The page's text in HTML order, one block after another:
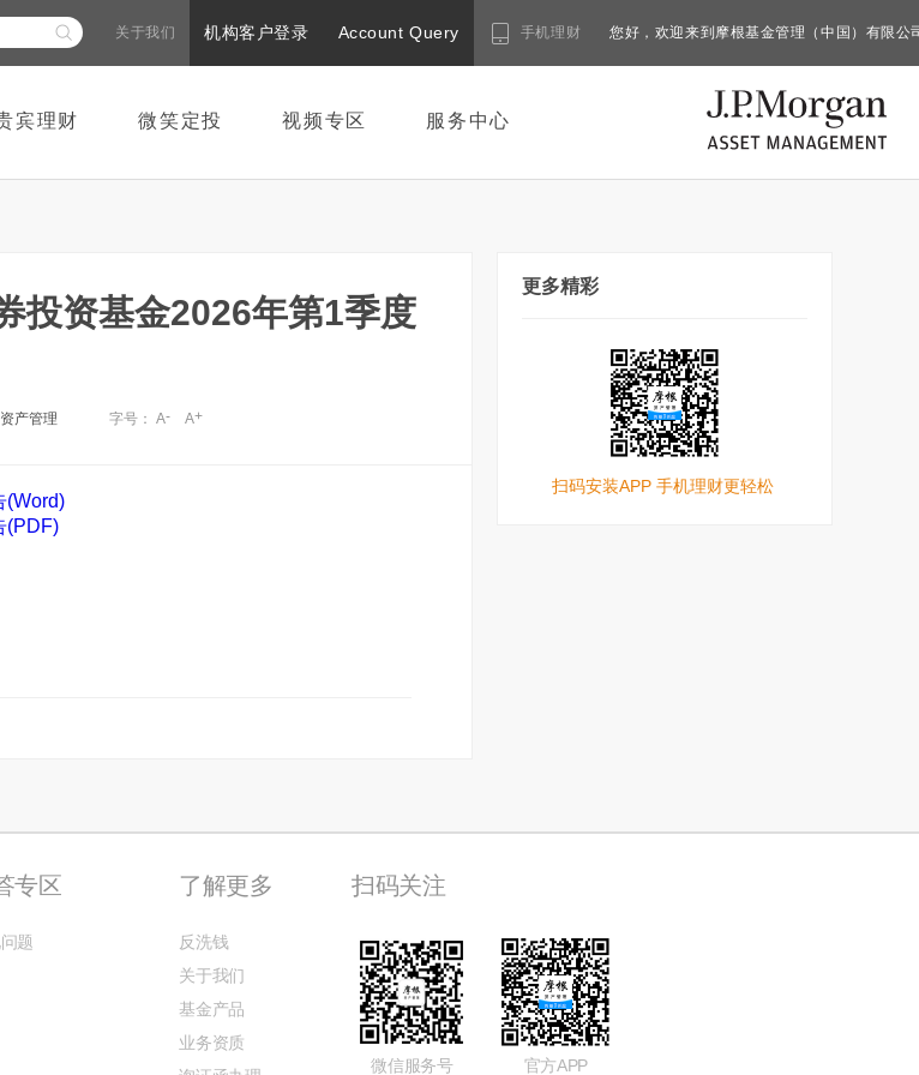
关于我们 机构客户登录 Account Query 手机理财 您好，欢迎来到摩根基金管理（中国）有限公
宾理财 微笑定投 视频专区 服务中心
投资基金2026年第1季度
产管理 字号： A- A+
(Word)
(PDF)
更多精彩
扫码安装APP 手机理财更轻松
专区
题
了解更多
反洗钱
关于我们
基金产品
业务资质
扫码关注
微信服务号 官方APP